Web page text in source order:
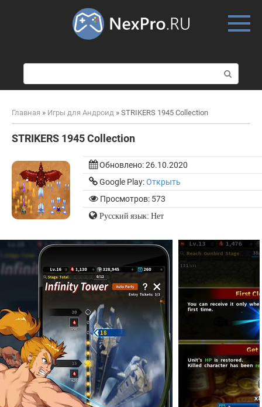
о
и
к
Главная » Игры для Андроид » STRIKERS 1945 Collection
STRIKERS 1945 Collection
Обновлено:26.10.2020
Google Play:Открыть
Просмотров: 573
Русский язык: Нет